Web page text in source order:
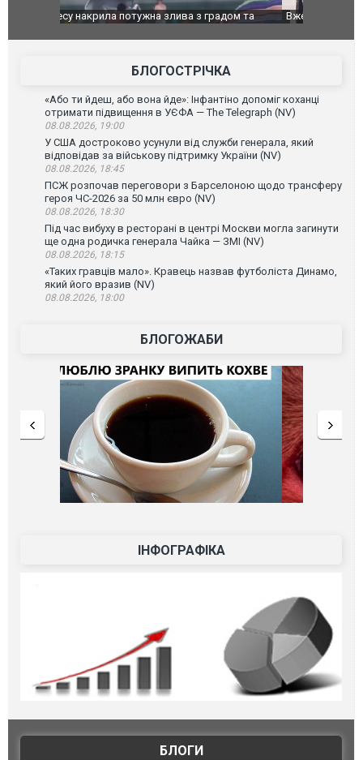
Вже вивели на тести: Ferrari готує оновлення
Вийшов
фільму
БЛОГОСТРІЧКА
«Або ти йдеш, або вона йде»: Інфантіно допоміг коханці
отримати підвищення в УЄФА — The Telegraph (NV)
08.08.2026, 19:00
У США достроково усунули від служби генерала, який
відповідав за військову підтримку України (NV)
08.08.2026, 18:45
ПСЖ розпочав переговори з Барселоною щодо трансферу
героя ЧС-2026 за 50 млн євро (NV)
08.08.2026, 18:30
Під час вибуху в ресторані в центрі Москви могла загинути
ще одна родичка генерала Чайка — ЗМІ (NV)
08.08.2026, 18:15
«Таких гравців мало». Кравець назвав футболіста Динамо,
який його вразив (NV)
08.08.2026, 18:00
БЛОГОЖАБИ
ІНФОГРАФІКА
БЛОГИ